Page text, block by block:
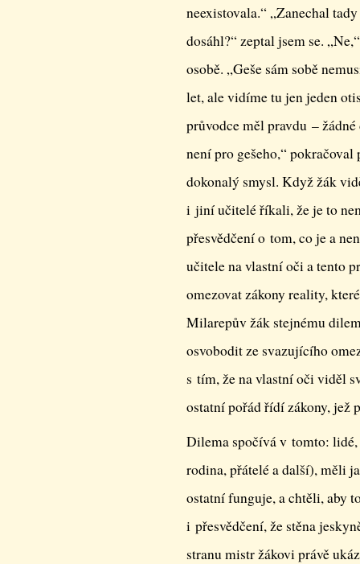
neexistovala.“ „Zanechal
dosáhl?“ zeptal jsem se.
osobě. „Geše sám sobě
let, ale vidíme tu jen jeden
průvodce měl pravdu –
není pro gešeho,“
dokonalý smysl. Když žák
i jiní učitelé říkali, že je to
přesvědčení o tom, co je a
učitele na vlastní oči a tento
omezovat zákony reality,
Milarepův žák stejnému
osvobodit ze svazujícího
s tím, že na vlastní oči viděl
ostatní pořád řídí zákony, jež
Dilema spočívá v tomto:
rodina, přátelé a další), měli
ostatní funguje, a chtěli, aby
i přesvědčení, že stěna
stranu mistr žákovi právě